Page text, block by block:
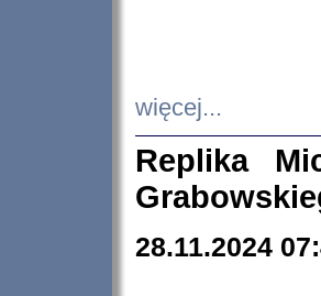
więcej...
Replika
28.11.2024